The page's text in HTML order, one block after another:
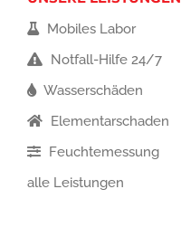
Mobiles Labor
Notfall-Hilfe 24/7
Wasserschäden
Elementarschaden
Feuchtemessung
alle Leistungen